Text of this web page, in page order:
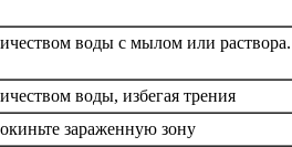
воды с мылом или
воды, избегая трения
зараженную зону